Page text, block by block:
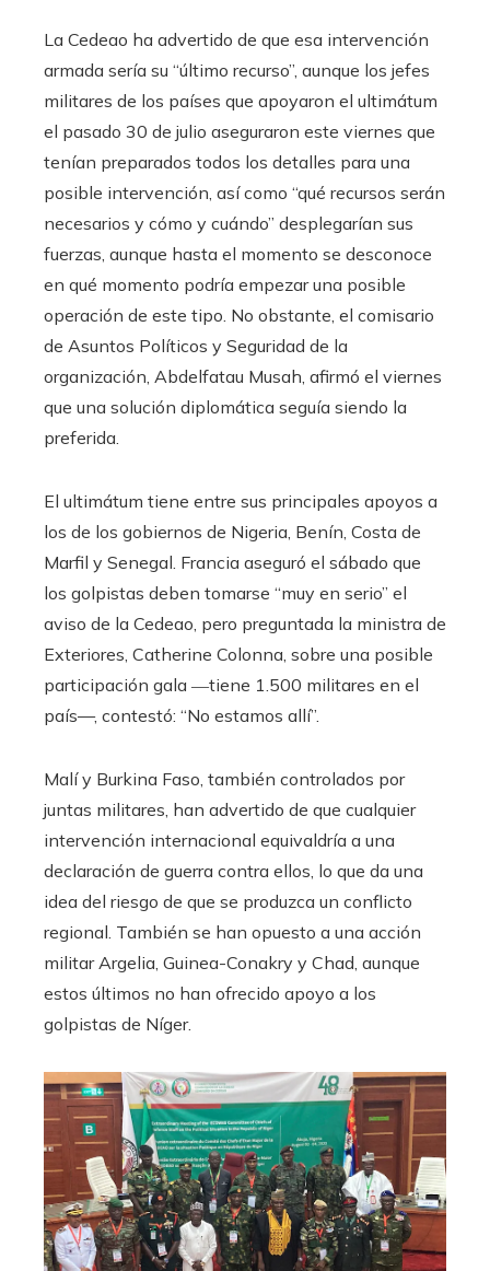
La Cedeao ha advertido de que esa intervención
armada sería su “último recurso”, aunque los jefes
militares de los países que apoyaron el ultimátum
el pasado 30 de julio aseguraron este viernes que
tenían preparados todos los detalles para una
posible intervención, así como “qué recursos serán
necesarios y cómo y cuándo” desplegarían sus
fuerzas, aunque hasta el momento se desconoce
en qué momento podría empezar una posible
operación de este tipo. No obstante, el comisario
de Asuntos Políticos y Seguridad de la
organización, Abdelfatau Musah, afirmó el viernes
que una solución diplomática seguía siendo la
preferida.
El ultimátum tiene entre sus principales apoyos a
los de los gobiernos de Nigeria, Benín, Costa de
Marfil y Senegal. Francia aseguró el sábado que
los golpistas deben tomarse “muy en serio” el
aviso de la Cedeao, pero preguntada la ministra de
Exteriores, Catherine Colonna, sobre una posible
participación gala ―tiene 1.500 militares en el
país—, contestó: “No estamos allí”.
Malí y Burkina Faso, también controlados por
juntas militares, han advertido de que cualquier
intervención internacional equivaldría a una
declaración de guerra contra ellos, lo que da una
idea del riesgo de que se produzca un conflicto
regional. También se han opuesto a una acción
militar Argelia, Guinea-Conakry y Chad, aunque
estos últimos no han ofrecido apoyo a los
golpistas de Níger.